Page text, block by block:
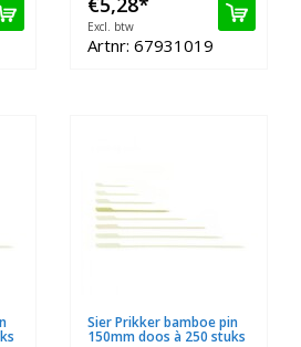
Excl. btw
Artnr: 67931019
Sier Prikker bamboe pin
150mm doos à 250 stuks